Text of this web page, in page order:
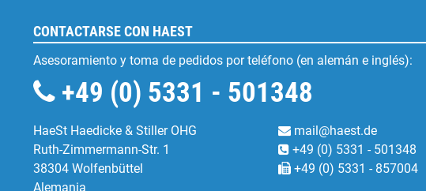
CONTACTARSE CON HAEST
Asesoramiento y toma de pedidos por teléfono (en alemán e inglés):
+49 (0) 5331 - 501348
HaeSt Haedicke & Stiller OHG
Ruth-Zimmermann-Str. 1
38304 Wolfenbüttel
Alemania
mail@haest.de
+49 (0) 5331 - 501348
+49 (0) 5331 - 857004